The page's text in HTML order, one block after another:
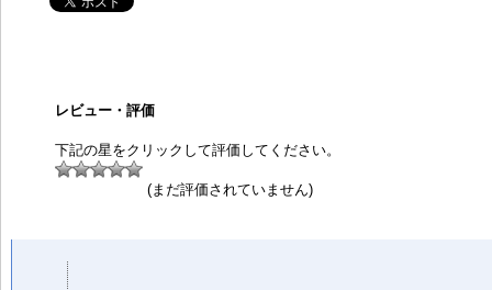
レビュー・評価
下記の星をクリックして評価してください。
(まだ評価されていません)